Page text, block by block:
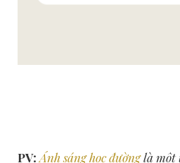
PV: Ánh sáng học đườnglà một